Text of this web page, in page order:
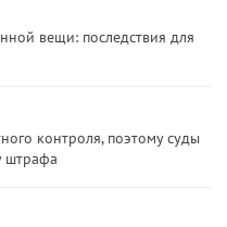
вещи: последствия для
контроля, поэтому суды
штрафа